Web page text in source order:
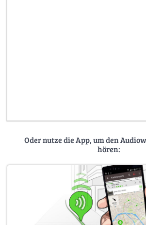
Oder nutze die App, um den
hören: